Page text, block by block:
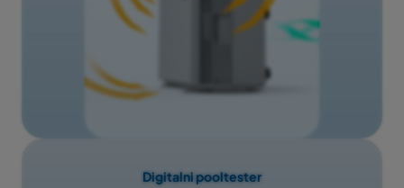
Digitalni pooltester